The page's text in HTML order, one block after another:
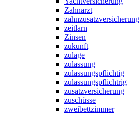
Zahnarzt
zahnzusatzversicherung
zeitlarn
Zinsen
zukunft
zulage
zulassung
zulassungspflichtig
zulassungspflichtrig
zusatzversicherung
zuschüsse
zweibettzimmer